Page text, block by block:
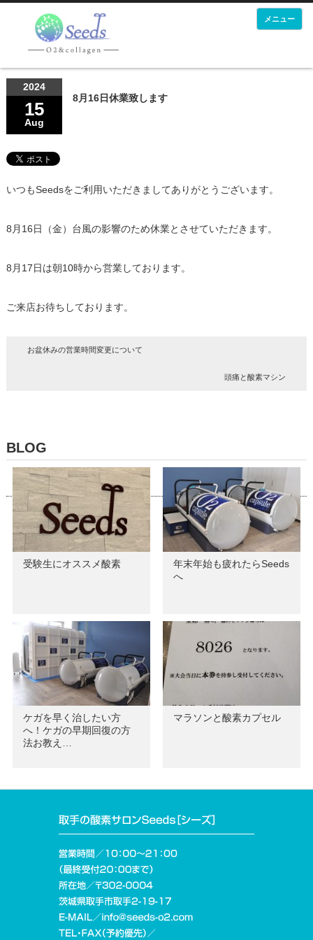
メニュー
2024
15
Aug
8月16日休業致します
いつもSeedsをご利用いただきましてありがとうございます。
8月16日（金）台風の影響のため休業とさせていただきます。
8月17日は朝10時から営業しております。
ご来店お待ちしております。
お盆休みの営業時間変更について
頭痛と酸素マシン
BLOG
受験生にオススメ酸素
年末年始も疲れたらSeeds
へ
ケガを早く治したい方
へ！ケガの早期回復の方
法お教え…
マラソンと酸素カプセル